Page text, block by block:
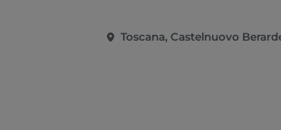
Toscana, Castelnuovo